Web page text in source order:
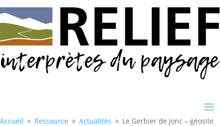
Accueil 9 Ressource 9 Actualités 9 Le Gerbier de Jonc – géosite